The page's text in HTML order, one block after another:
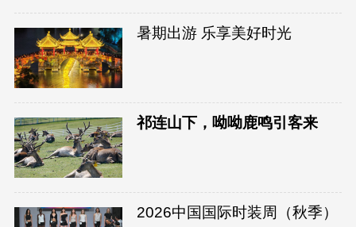
暑期出游 乐享美好时光
祁连山下，呦呦鹿鸣引客来
2026中国国际时装周（秋季）